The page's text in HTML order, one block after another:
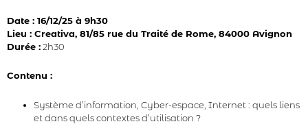
Date : 16/12/25 à 9h30
Lieu : Creativa, 81/85 rue du Traité de Rome, 84000 Avignon
Durée :2h30
Contenu :
Système d’information, Cyber-espace, Internet : quels liens
et dans quels contextes d’utilisation ?